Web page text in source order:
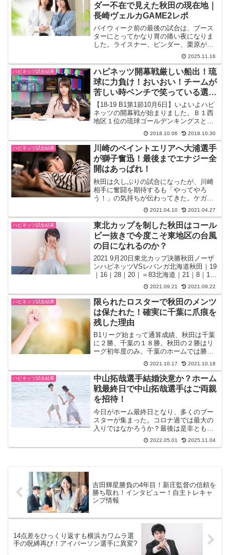
ダー不在で見えた秋田の現在地｜
長崎ヴェルカGAME2レポ
バイウィーク前の最後の試合は、ブース
ターにとってかなり胃の痛い夜になりま
した。ライスナー、ピンダー、栗原が揃
って欠場という非常事態の中、秋田ノー
ザンハピネッツは長崎ヴェルカに61-97で
大敗。スコアだけ見るとワンサイドです
が、内容を細かく振...
2025.11.16
ハピネッツ試合結果
ハピネッツ開幕戦厳しい船出！琉
球に力負け！おいおい！チームが
苦しい時ベンチで笑っている選手
は誰だ！
【18-19 B1第1節10月6日】いよいよハピ
ネッツの開幕戦が始まりました。Ｂ１西
地区１位の琉球ゴールデンキングスとの
試合結果は７６対６８で敗戦となりまし
た。課題のディフェンスはある程度機能
するも、オフェンスに大きな課題を突き
付けられまし...
2018.10.06 2018.10.30
ハピネッツ試合結果
川崎のペイントエリアへ大浦選手
が獅子奮迅！最後までエナジー全
開はあっぱれ！
秋田は久しぶりの試合になったが、川崎
相手に奮闘を期待するも「やってやろ
う！」の気持ちが伝わってきた。ケガす
ることは好ましくないので、それは承知
の上なのですが、伊藤選手、多田選手の
出番はなかった。それにしても大浦選手
は気を吐いた。2020-2...
2021.04.10 2021.04.27
ハピネッツ試合結果
東北カップを制した秋田はコール
ビー抜きで今度こそ東地区の台風
の目になれるのか？
2021 9月20日東北カップ決勝秋田ノーザ
ンハピネッツVSレバンガ北海道秋田｜19
｜16｜28｜20｜＝83北海道｜21｜8｜16
｜7｜＝52東北カップ決勝戦はB1チーム
の戦いになった。秋田と北海道はこれま
で接戦を演じてきたので今日はどん...
2021.09.21 2021.09.22
ハピネッツ試合結果
限られたロスターで秋田のメンツ
は保たれた！確実に千葉に爪痕を
残した理由
B1リーグ始まって通算成績、秋田は千葉
に２勝、千葉の１８勝。秋田の２勝はリ
ーグ初年度のみ。千葉のホームでは勝て
ていない。16連敗中なのだ。2021-22 B1
第3節10月17日秋田ノーザンハピネッツ
VS千葉ジェッツゲーム2秋田｜26｜11
｜...
2021.10.17 2021.10.18
ハピネッツ試合結果
中山拓哉選手結婚決意か？ホーム
戦最終日で中山拓哉選手はご両親
を招待！
今日がホーム最終日となり、多くのブー
スターが集まった。コロナ過では最大の
入りではなかろうか？最後は是非とも勝
利を届けたい。試合結果2021-22 B1第35
節5月1日秋田ノーザンハピネッツVS京都
2022.05.01 2025.11.04
吉田輝星勝負の4年目！新庄監督の信頼を
勝ち取れ！インタビュー！自主トレキャ
ンプ情報
14点差をひっくり返すも横浜カワムラ選
手の呪縛再び！アイバーソン選手に異変?